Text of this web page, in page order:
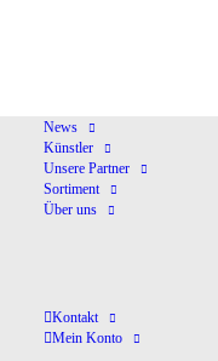
News
Künstler
Unsere Partner
Sortiment
Über uns
Kontakt
Mein Konto
Haba